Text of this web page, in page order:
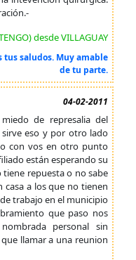
desde VILLAGUAY
tus saludos. Muy amable
de tu parte.
04-02-2011
de represalia del
eso y por otro lado
con vos en otro punto
están esperando su
tiene repuesta o no sabe
a los que no tienen
trabajo en el municipio
que paso nos
personal sin
llamar a una reunion